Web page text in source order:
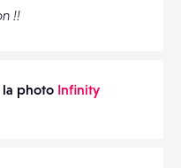
!!
la photo Infinity